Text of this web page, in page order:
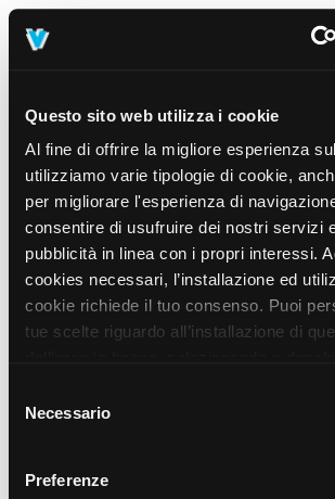
Questo sito web utilizza i cookie
Al fine di offrire la migliore esperienza
utilizziamo varie tipologie di cookie,
per migliorare l'esperienza di
consentire di usufruire dei nostri servizi
pubblicità in linea con i propri interessi.
cookies necessari, l’installazione ed
cookie richiede il tuo consenso. Puoi
tue scelte riguardo all’installazione di
prosegui” o decidere di accettare tutti i
sul pulsante “Accetta tutti i cookie”.
unicamente i cookie necessari alla
delNecessario
Preferenze
404